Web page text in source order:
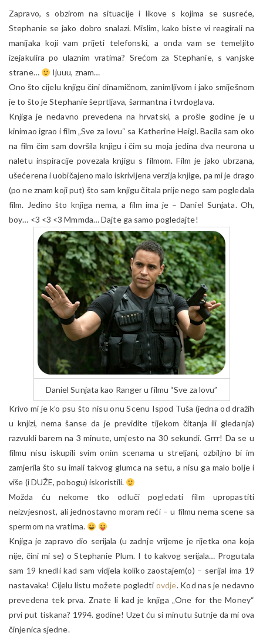
Zapravo, s obzirom na situacije i likove s kojima se susreće,
Stephanie se jako dobro snalazi. Mislim, kako biste vi reagirali na
manijaka koji vam prijeti telefonski, a onda vam se temeljito
izejakulira po ulaznim vratima? Srećom za Stephanie, s vanjske
strane…
Ijuuu, znam…
Ono što cijelu knjigu čini dinamičnom, zanimljivom i jako smiješnom
je to što je Stephanie šeprtljava, šarmantna i tvrdoglava.
Knjiga je nedavno prevedena na hrvatski, a prošle godine je u
kinimao igrao i film „Sve za lovu“ sa Katherine Heigl. Bacila sam oko
na film čim sam dovršila knjigu i čim su moja jedina dva neurona u
naletu inspiracije povezala knjigu s filmom. Film je jako ubrzana,
ušećerena i uobičajeno malo iskrivljena verzija knjige, pa mi je drago
(po ne znam koji put) što sam knjigu čitala prije nego sam pogledala
film. Jedino što knjiga nema, a film ima je – Daniel Sunjata. Oh,
boy… <3 <3 <3 Mmmda… Dajte ga samo pogledajte!
Daniel Sunjata kao Ranger u filmu “Sve za lovu”
Krivo mi je k’o psu što nisu onu Scenu Ispod Tuša (jedna od dražih
u knjizi, nema šanse da je previdite tijekom čitanja ili gledanja)
razvukli barem na 3 minute, umjesto na 30 sekundi. Grrr! Da se u
filmu nisu iskupili svim onim scenama u streljani, ozbiljno bi im
zamjerila što su imali takvog glumca na setu, a nisu ga malo bolje i
više (i DUŽE, pobogu) iskoristili.
Možda ću nekome tko odluči pogledati film upropastiti
neizvjesnost, ali jednostavno moram reći – u filmu nema scene sa
spermom na vratima.
Knjiga je zapravo dio serijala (u zadnje vrijeme je rijetka ona koja
nije, čini mi se) o Stephanie Plum. I to kakvog serijala… Progutala
sam 19 knedli kad sam vidjela koliko zaostajem(o) – serijal ima 19
nastavaka! Cijelu listu možete pogledtiovdje. Kod nas je nedavno
prevedena tek prva. Znate li kad je knjiga „One for the Money“
prvi put tiskana? 1994. godine! Uzet ću si minutu šutnje da mi ova
činjenica sjedne.